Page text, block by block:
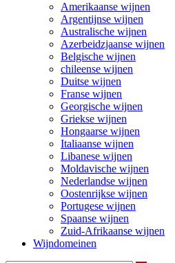
Amerikaanse wijnen
Argentijnse wijnen
Australische wijnen
Azerbeidzjaanse wijnen
Belgische wijnen
chileense wijnen
Duitse wijnen
Franse wijnen
Georgische wijnen
Griekse wijnen
Hongaarse wijnen
Italiaanse wijnen
Libanese wijnen
Moldavische wijnen
Nederlandse wijnen
Oostenrijkse wijnen
Portugese wijnen
Spaanse wijnen
Zuid-Afrikaanse wijnen
Wijndomeinen